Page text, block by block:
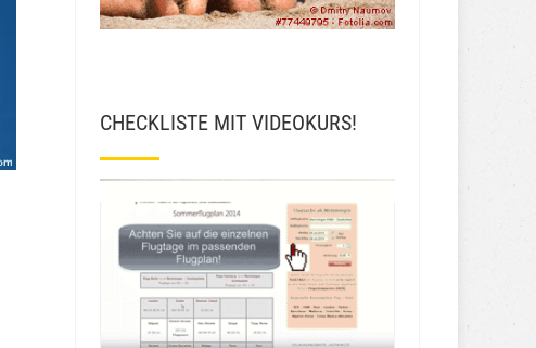
CHECKLISTE MIT VIDEOKURS!